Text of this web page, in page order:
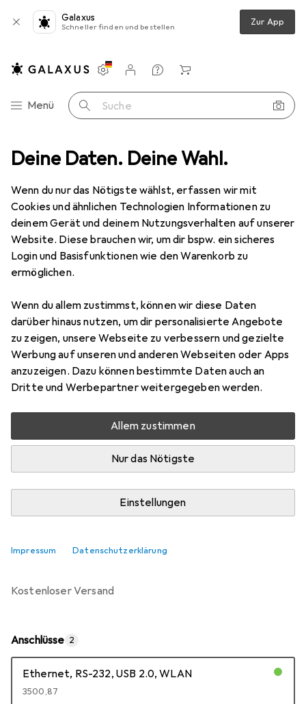
Deine Daten. Deine Wahl.
Wenn du nur das Nötigste wählst, erfassen wir mit
Cookies und ähnlichen Technologien Informationen zu
deinem Gerät und deinem Nutzungsverhalten auf unserer
Website. Diese brauchen wir, um dir bspw. ein sicheres
Login und Basisfunktionen wie den Warenkorb zu
ermöglichen.
Wenn du allem zustimmst, können wir diese Daten
darüber hinaus nutzen, um dir personalisierte Angebote
zu zeigen, unsere Webseite zu verbessern und gezielte
Werbung auf unseren und anderen Webseiten oder Apps
anzuzeigen. Dazu können bestimmte Daten auch an
Dritte und Werbepartner weitergegeben werden.
Allem zustimmen
Nur das Nötigste
Einstellungen
Impressum Datenschutzerklärung
Galaxus
Schneller finden und bestellen Zur App
Navigation nach Kategorien
Menü Suche
Einstellungen
Kundenkonto
Vergleichslisten
Merklisten
Warenkorb
Drucken Etikettendrucker Honeywell Verifier with Perpetual
4 Bilder
Honeywell Verifier with Perpetual
Preis in EUR inkl. MwSt.
EUR
3500,87
Bewertungen Marke
Mehr von Honeywell
Zwischen Di, 11.8. und Mi, 12.8. geliefert
Lieferort angeben für genaue Lieferzeit
In den Warenkorb
Vergleichen
kostenloser Versand
Anschlüsse 2
Ethernet, RS-232, USB 2.0, WLAN
EUR
3500,87